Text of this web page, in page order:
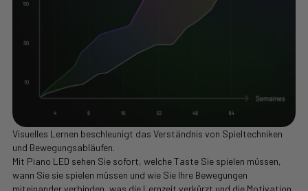
Visuelles Lernen beschleunigt das Verständnis von Spieltechniken
und Bewegungsabläufen.
Mit Piano LED sehen Sie sofort, welche Taste Sie spielen müssen,
wann Sie sie spielen müssen und wie Sie Ihre Bewegungen